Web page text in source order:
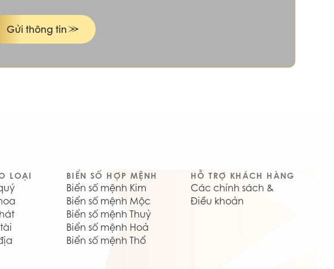
Gửi thông tin
LOẠI BIỂN SỐ HỢP MỆNH
Biển số mệnh Kim
Biển số mệnh Mộc
Biển số mệnh Thuỷ
Biển số mệnh Hoả
Biển số mệnh Thổ
HỖ TRỢ KHÁCH HÀNG
Các chính sách &
Điều khoản